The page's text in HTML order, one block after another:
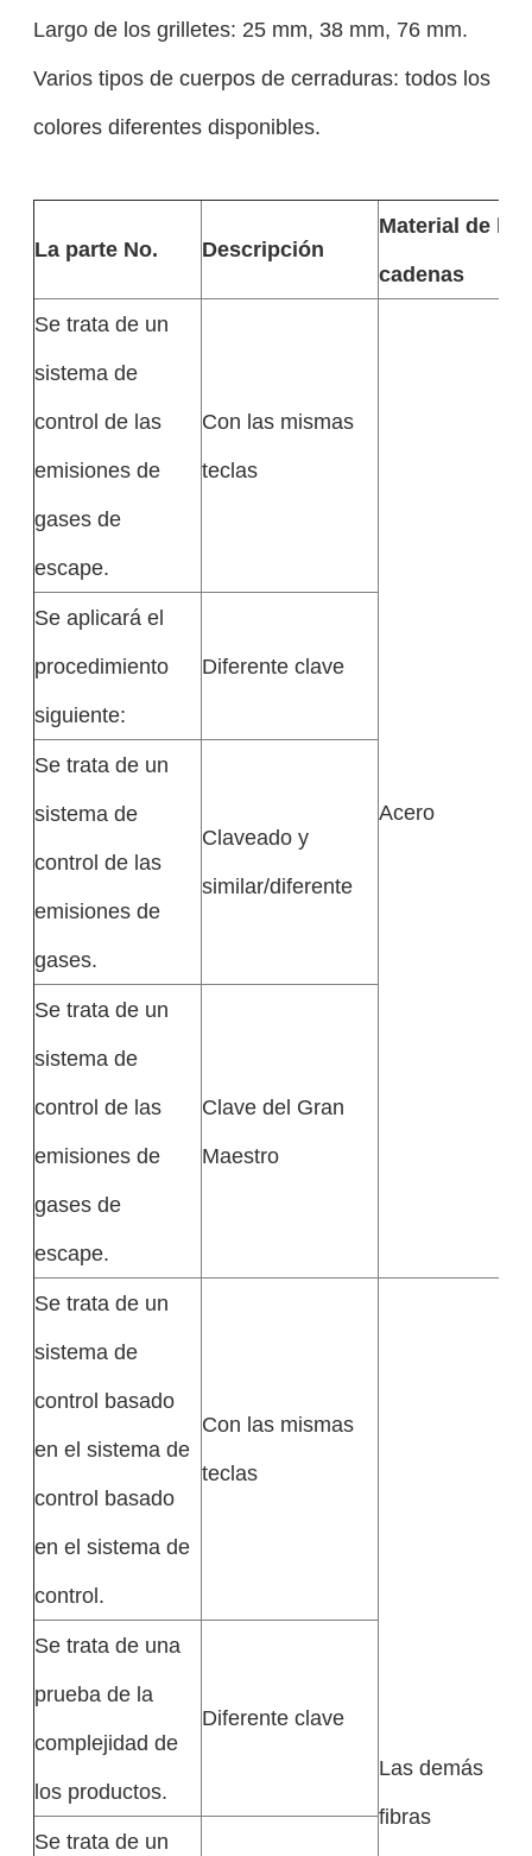
Largo de los grilletes: 25 mm, 38 mm, 76 mm.
Varios tipos de cuerpos de cerraduras: todos los
colores diferentes disponibles.
La parte No. Descripción
Material de las
cadenas
Se trata de un
sistema de
control de las
emisiones de
gases de
escape.
Con las mismas
teclas
Acero
Se aplicará el
procedimiento
siguiente:
Diferente clave
Se trata de un
sistema de
control de las
emisiones de
gases.
Claveado y
similar/diferente
Se trata de un
sistema de
control de las
emisiones de
gases de
escape.
Clave del Gran
Maestro
Se trata de un
sistema de
control basado
en el sistema de
control basado
en el sistema de
control.
Con las mismas
teclas
Las demás
fibras
Se trata de una
prueba de la
complejidad de
los productos.
Diferente clave
Se trata de un